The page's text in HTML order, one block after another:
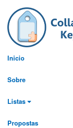
Inicio
Sobre
Listas
Propostas